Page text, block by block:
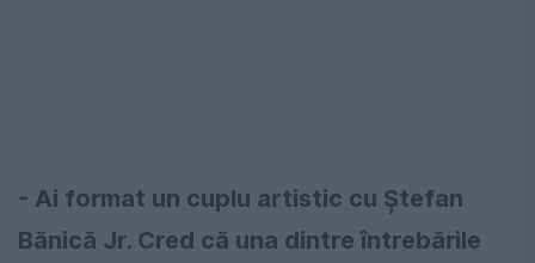
- Ai format un cuplu artistic cu Ştefan
Bănică Jr. Cred că una dintre întrebările